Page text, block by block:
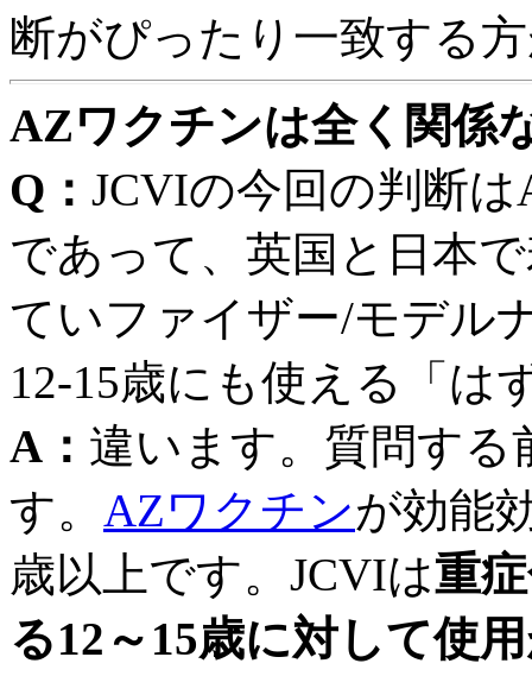
断がぴったり一致する
AZワクチンは全く関係
Q： JCVIの今回の判断
であって、英国と日本
ていファイザー/モデル
12-15歳にも使える「は
A： 違います。質問する
す。 AZワクチンが効能
歳以上です。JCVIは重
る12～15歳に対して使